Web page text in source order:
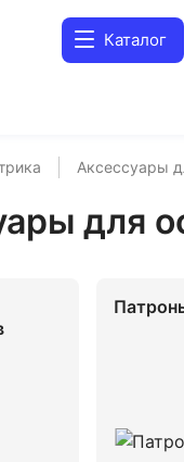
Каталог
Аксессуары
для